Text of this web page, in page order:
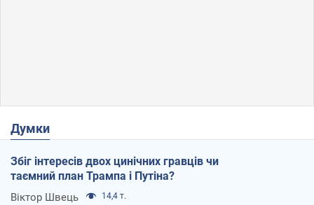
Думки
Збіг інтересів двох цинічних гравців чи
таємний план Трампа і Путіна?
Віктор Швець 14,4 т.